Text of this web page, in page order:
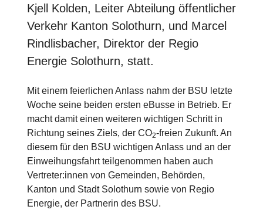
Kjell Kolden, Leiter Abteilung öffentlicher
Verkehr Kanton Solothurn, und Marcel
Rindlisbacher, Direktor der Regio
Energie Solothurn, statt.
Mit einem feierlichen Anlass nahm der BSU letzte
Woche seine beiden ersten eBusse in Betrieb. Er
macht damit einen weiteren wichtigen Schritt in
Richtung seines Ziels, der CO2-freien Zukunft. An
diesem für den BSU wichtigen Anlass und an der
Einweihungsfahrt teilgenommen haben auch
Vertreter:innen von Gemeinden, Behörden,
Kanton und Stadt Solothurn sowie von Regio
Energie, der Partnerin des BSU.